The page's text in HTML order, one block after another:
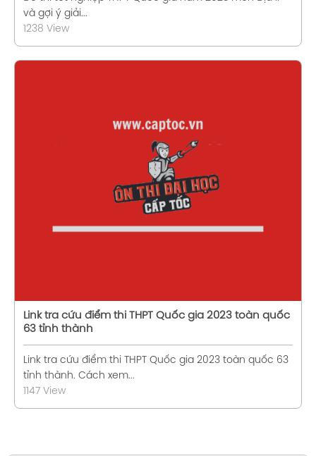
và gợi ý giải...
1238 View
Xem chi tiết
Link tra cứu điểm thi THPT Quốc gia 2023 toàn quốc
63 tỉnh thành
Link tra cứu điểm thi THPT Quốc gia 2023 toàn quốc 63
tỉnh thành. Cách xem...
1147 View